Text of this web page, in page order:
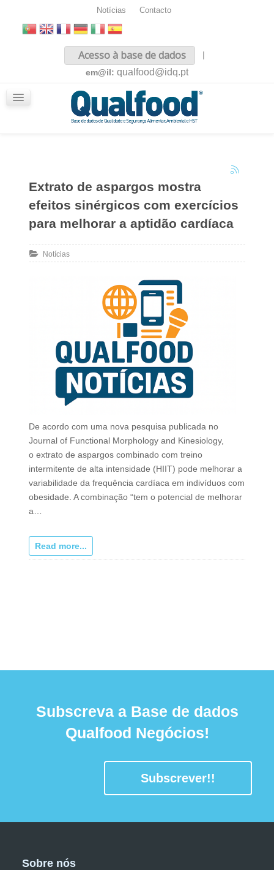
Notícias Contacto
Acesso à base de dados
|
em@il: qualfood@idq.pt
Extrato de aspargos mostra
efeitos sinérgicos com exercícios
para melhorar a aptidão cardíaca
Notícias
De acordo com uma nova pesquisa publicada no
Journal of Functional Morphology and Kinesiology,
o extrato de aspargos combinado com treino
intermitente de alta intensidade (HIIT) pode melhorar a
variabilidade da frequência cardíaca em indivíduos com
obesidade. A combinação “tem o potencial de melhorar
a…
Read more...
Subscreva a Base de dados
Qualfood Negócios!
Subscrever!!
Sobre nós